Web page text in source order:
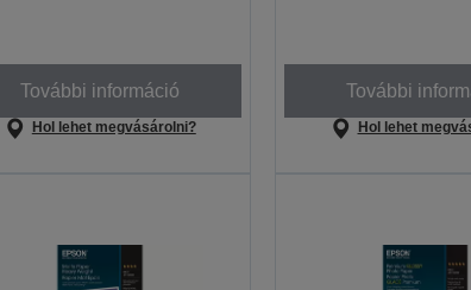
További információ
Hol lehet megvásárolni?
További
Hol lehet